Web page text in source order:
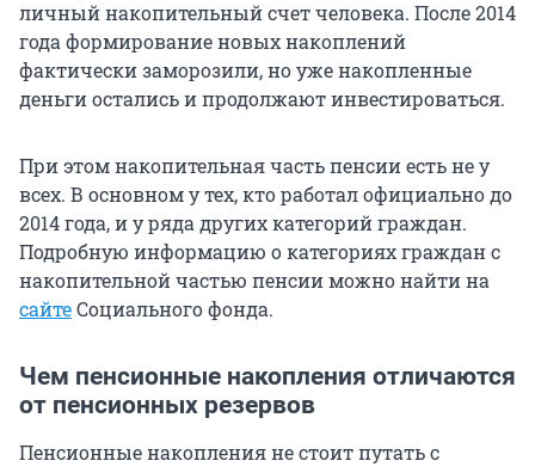
личный накопительный счет человека. После 2014
года формирование новых накоплений
фактически заморозили, но уже накопленные
деньги остались и продолжают инвестироваться.
При этом накопительная часть пенсии есть не у
всех. В основном у тех, кто работал официально до
2014 года, и у ряда других категорий граждан.
Подробную информацию о категориях граждан с
накопительной частью пенсии можно найти на
сайтеСоциального фонда.
Чем пенсионные накопления отличаются
от пенсионных резервов
Пенсионные накопления не стоит путать с